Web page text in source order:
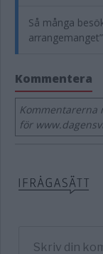
Så många
arrangemanget”
Kommentera
Kommentarerna
för